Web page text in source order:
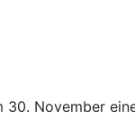
November